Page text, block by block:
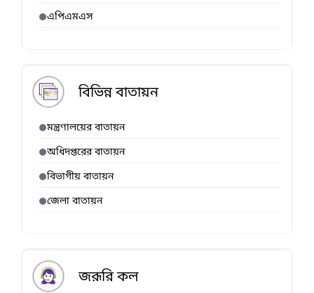
এপিএমএস
বিভিন্ন বাতায়ন
মন্ত্রণালয়ের বাতায়ন
অধিদপ্তরের বাতায়ন
বিভাগীয় বাতায়ন
জেলা বাতায়ন
জরূরি কল